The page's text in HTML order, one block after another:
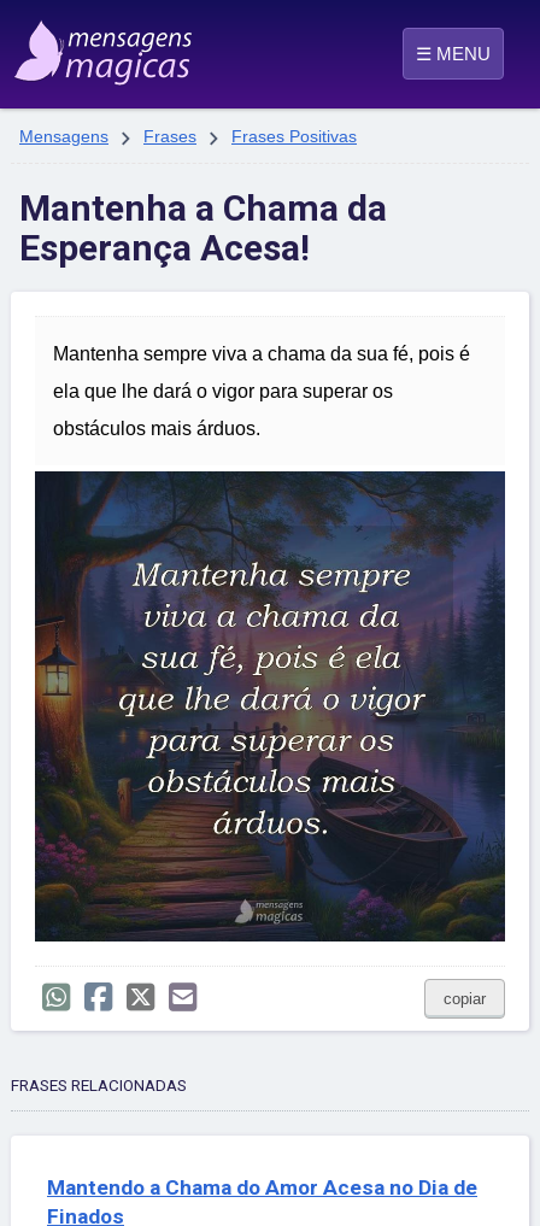
☰ MENU
Mensagens  Frases  Frases Positivas
Mantenha a Chama da
Esperança Acesa!
Mantenha sempre viva a chama da sua fé, pois é
ela que lhe dará o vigor para superar os
obstáculos mais árduos.
copiar
FRASES RELACIONADAS
Mantendo a Chama do Amor Acesa no Dia de
Finados